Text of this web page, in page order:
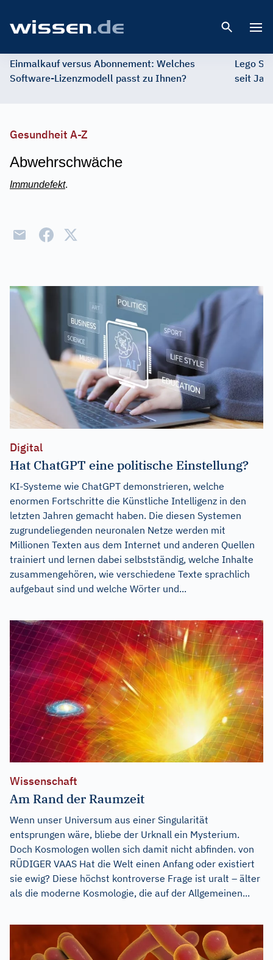
Einmalkauf versus Abonnement: Welches
Software-Lizenzmodell passt zu Ihnen?
Lego
seit
Gesundheit A-Z
Abwehrschwäche
Immundefekt.
Digital
Hat ChatGPT eine politische Einstellung?
KI-Systeme wie ChatGPT demonstrieren, welche
enormen Fortschritte die Künstliche Intelligenz in den
letzten Jahren gemacht haben. Die diesen Systemen
zugrundeliegenden neuronalen Netze werden mit
Millionen Texten aus dem Internet und anderen Quellen
trainiert und lernen dabei selbstständig, welche Inhalte
zusammengehören, wie verschiedene Texte sprachlich
aufgebaut sind und welche Wörter und...
Wissenschaft
Am Rand der Raumzeit
Wenn unser Universum aus einer Singularität
entsprungen wäre, bliebe der Urknall ein Mysterium.
Doch Kosmologen wollen sich damit nicht abfinden. von
RÜDIGER VAAS Hat die Welt einen Anfang oder existiert
sie ewig? Diese höchst kontroverse Frage ist uralt – älter
als die moderne Kosmologie, die auf der Allgemeinen...